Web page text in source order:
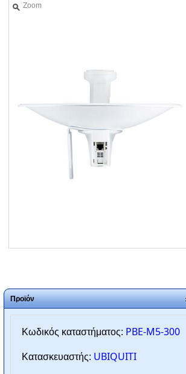
ΑΡΧΙΚΗ
ΠΟΙΟΙ ΕΙΜΑΣΤΕ
Zoom
Προϊόν
Κωδικός καταστήματος: PBE-M5-300
Κατασκευαστής: UBIQUITI